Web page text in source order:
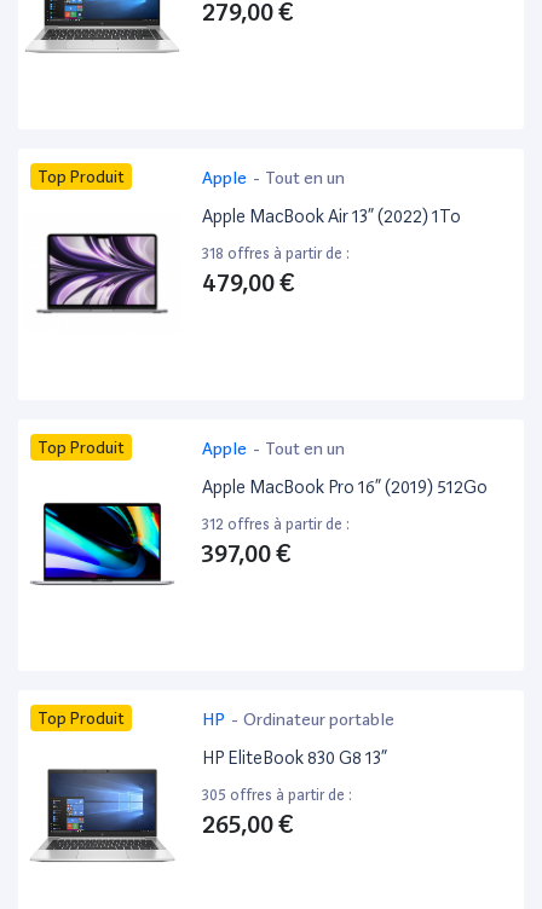
279,00 €
Top Produit Apple - Tout en un
Apple MacBook Air 13” (2022) 1To
318 offres à partir de :
479,00 €
Top Produit Apple - Tout en un
Apple MacBook Pro 16” (2019) 512Go
312 offres à partir de :
397,00 €
Top Produit HP - Ordinateur portable
HP EliteBook 830 G8 13”
305 offres à partir de :
265,00 €